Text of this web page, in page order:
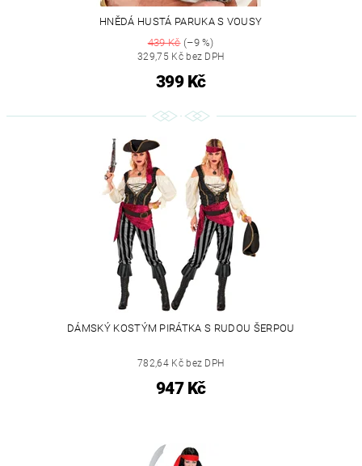
HNĚDÁ HUSTÁ PARUKA S VOUSY
439 Kč(–9 %)
329,75 Kč bez DPH
399 Kč
DÁMSKÝ KOSTÝM PIRÁTKA S RUDOU ŠERPOU
782,64 Kč bez DPH
947 Kč